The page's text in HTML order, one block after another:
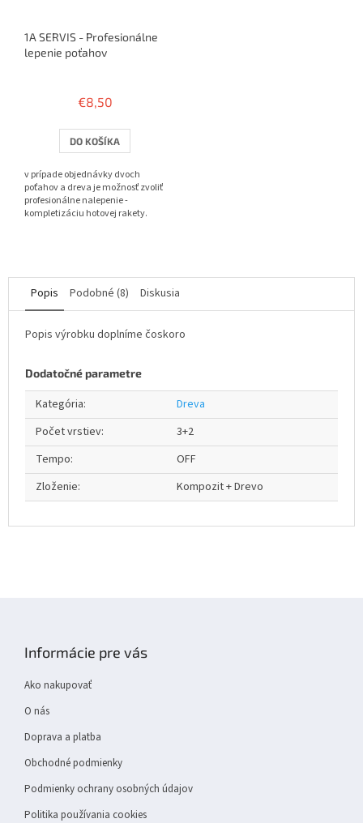
1A SERVIS - Profesionálne
lepenie poťahov
produktu
3,8
z
hviezdičiek.
€8,50
DO KOŠÍKA
v prípade objednávky dvoch
poťahov a dreva je možnosť zvoliť
profesionálne nalepenie -
kompletizáciu hotovej rakety.
Popis Podobné (8) Diskusia
Popis výrobku doplníme čoskoro
Dodatočné parametre
Kategória:
Dreva
Počet vrstiev:
3+2
Tempo:
OFF
Zloženie: Kompozit + Drevo
Informácie pre vás
Ako nakupovať
O nás
Doprava a platba
Obchodné podmienky
Podmienky ochrany osobných údajov
Politika používania cookies